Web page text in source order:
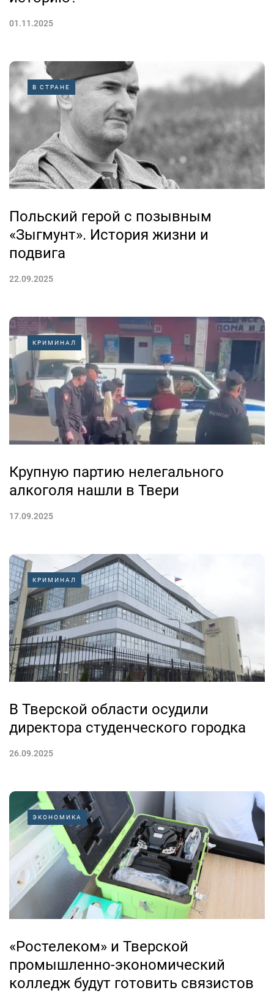
01.11.2025
В СТРАНЕ
Польский герой с позывным
«Зыгмунт». История жизни и
подвига
22.09.2025
КРИМИНАЛ
Крупную партию нелегального
алкоголя нашли в Твери
17.09.2025
КРИМИНАЛ
В Тверской области осудили
директора студенческого городка
26.09.2025
ЭКОНОМИКА
«Ростелеком» и Тверской
промышленно-экономический
колледж будут готовить связистов